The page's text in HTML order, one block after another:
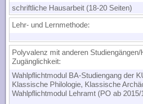
schriftliche Hausarbeit (18-20 Seiten)
Lehr- und Lernmethode:
Polyvalenz mit anderen
Zugänglichkeit:
Wahlpflichtmodul BA-Studiengang der
Klassische Philologie, Klassische
Wahlpflichtmodul Lehramt (PO ab